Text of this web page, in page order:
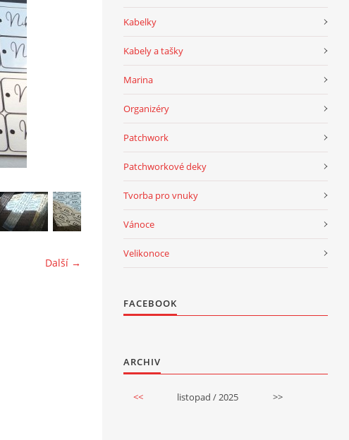
Další →
Kabelky
Kabely a tašky
Marina
Organizéry
Patchwork
Patchworkové deky
Tvorba pro vnuky
Vánoce
Velikonoce
FACEBOOK
ARCHIV
<< listopad / 2025 >>